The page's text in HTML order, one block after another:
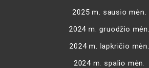
2025 m. sausio mėn.
2024 m. gruodžio mėn.
2024 m. lapkričio mėn.
2024 m. spalio mėn.